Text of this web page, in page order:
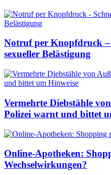
Notruf per Knopfdruck –
sexueller Belästigung
Vermehrte Diebstähle
Polizei warnt und bittet
Online-Apotheken:
Wechselwirkungen?